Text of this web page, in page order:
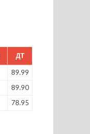
ДТ
89.99
89.90
78.95